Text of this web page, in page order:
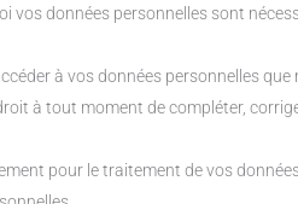
vos données personnelles sont
à vos données personnelles
à tout moment de compléter,
pour le traitement de vos